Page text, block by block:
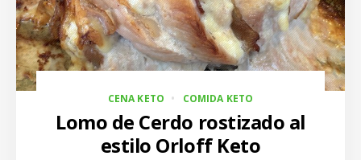
CENA KETO COMIDA KETO
Lomo de Cerdo rostizado al
estilo Orloff Keto